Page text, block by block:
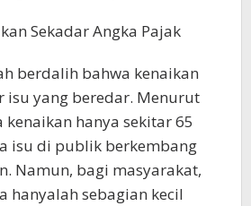
Sekadar Angka Pajak
berdalih bahwa kenaikan
isu yang beredar. Menurut
hanya sekitar 65
isu di publik berkembang
Namun, bagi masyarakat,
hanyalah sebagian kecil